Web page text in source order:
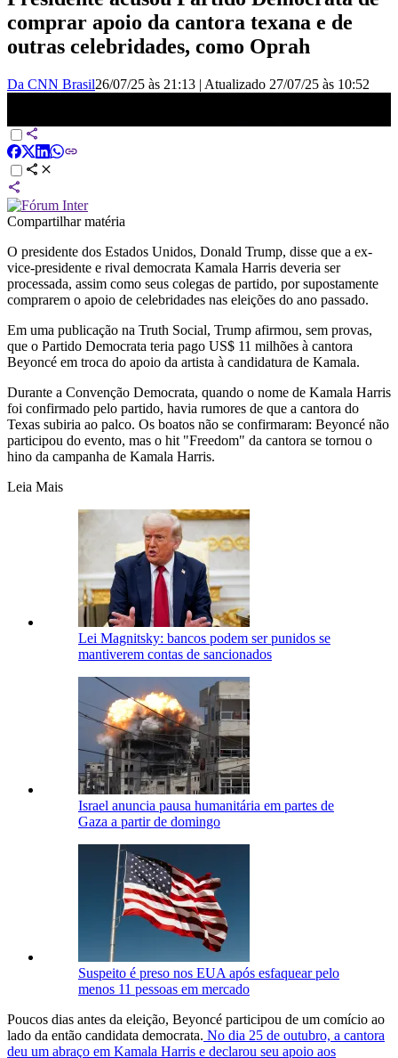
comprar apoio da cantora texana e de
outras celebridades, como Oprah
Da CNN Brasil26/07/25 às 21:13 | Atualizado 27/07/25 às 10:52
Compartilhar matéria
O presidente dos Estados Unidos, Donald Trump, disse que a ex-
vice-presidente e rival democrata Kamala Harris deveria ser
processada, assim como seus colegas de partido, por supostamente
comprarem o apoio de celebridades nas eleições do ano passado.
Em uma publicação na Truth Social, Trump afirmou, sem provas,
que o Partido Democrata teria pago US$ 11 milhões à cantora
Beyoncé em troca do apoio da artista à candidatura de Kamala.
Durante a Convenção Democrata, quando o nome de Kamala Harris
foi confirmado pelo partido, havia rumores de que a cantora do
Texas subiria ao palco. Os boatos não se confirmaram: Beyoncé não
participou do evento, mas o hit "Freedom" da cantora se tornou o
hino da campanha de Kamala Harris.
Leia Mais
Lei Magnitsky: bancos podem ser punidos se
mantiverem contas de sancionados
Israel anuncia pausa humanitária em partes de
Gaza a partir de domingo
Suspeito é preso nos EUA após esfaquear pelo
menos 11 pessoas em mercado
Poucos dias antes da eleição, Beyoncé participou de um comício ao
lado da então candidata democrata. No dia 25 de outubro, a cantora
deu um abraço em Kamala Harris e declarou seu apoio aos